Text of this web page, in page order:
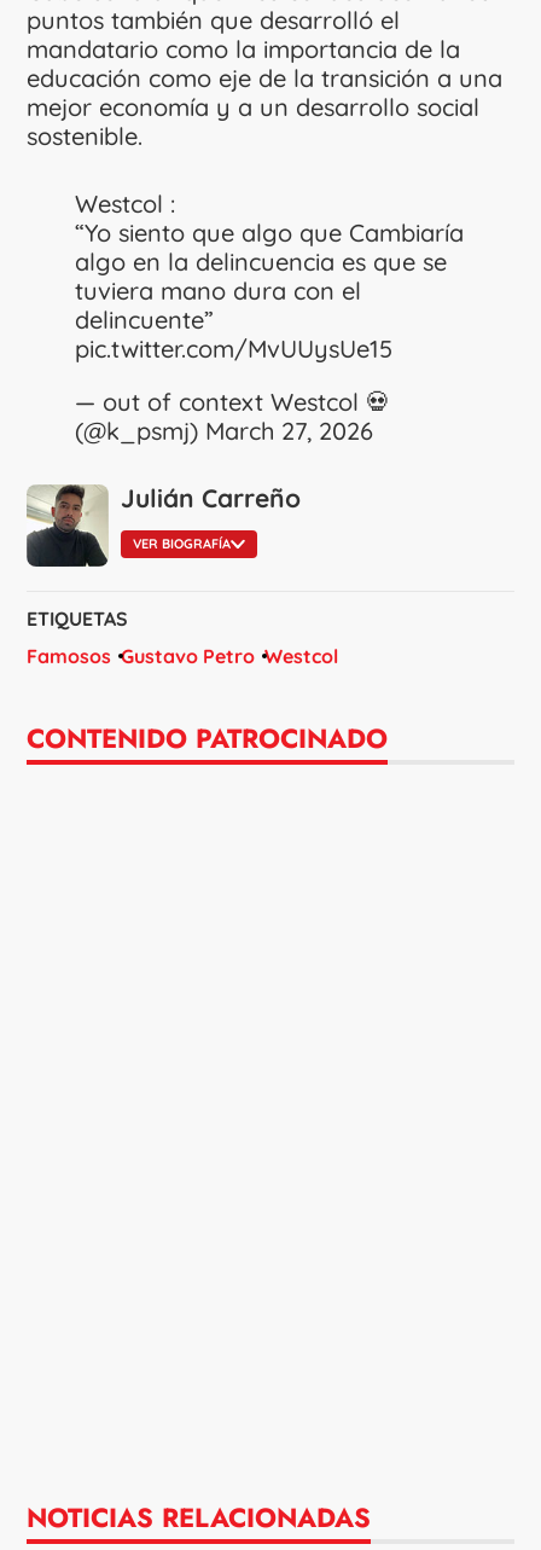
puntos también que desarrolló el
mandatario como la importancia de la
educación como eje de la transición a una
mejor economía y a un desarrollo social
sostenible.
Westcol :
“Yo siento que algo que Cambiaría
algo en la delincuencia es que se
tuviera mano dura con el
delincuente”
pic.twitter.com/MvUUysUe15
— out of context Westcol 💀
(@k_psmj) March 27, 2026
Julián Carreño
VER BIOGRAFÍA
ETIQUETAS
Famosos Gustavo Petro Westcol
CONTENIDO PATROCINADO
NOTICIAS RELACIONADAS